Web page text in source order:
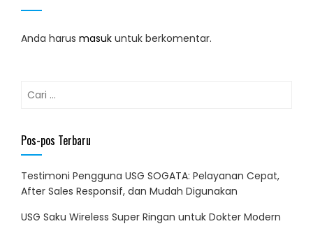
Anda harus masuk untuk berkomentar.
Cari
Pos-pos Terbaru
Testimoni Pengguna USG SOGATA: Pelayanan Cepat,
After Sales Responsif, dan Mudah Digunakan
USG Saku Wireless Super Ringan untuk Dokter Modern